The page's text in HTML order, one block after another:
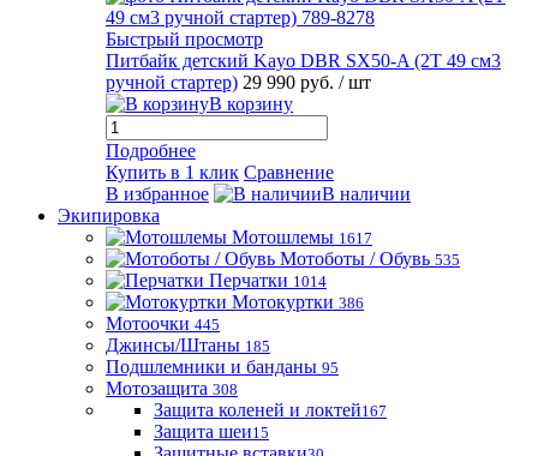
Быстрый просмотр
Питбайк детский Kayo DBR SX50-A (2T 49 см3
ручной стартер) 29 990 руб. / шт
В корзину
Подробнее
Купить в 1 клик Сравнение
В избранное
В наличии
Экипировка
Мотошлемы 1617
Мотоботы / Обувь 535
Перчатки 1014
Мотокуртки 386
Мотоочки 445
Джинсы/Штаны 185
Подшлемники и банданы 95
Мотозащита 308
Защита коленей и локтей167
Защита шеи15